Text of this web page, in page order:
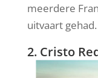
meerdere
uitvaart gehad.
2. Cristo